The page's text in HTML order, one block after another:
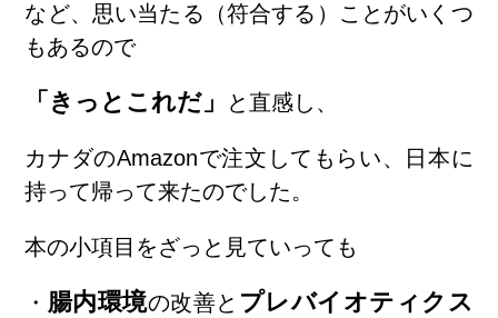
など、思い当たる（符合する）ことがいくつ
もあるので
「きっとこれだ」 と直感し、
カナダのAmazonで注文してもらい、日本に
持って帰って来たのでした。
本の小項目をざっと見ていっても
・ 腸内環境の改善と プレバイオティクス